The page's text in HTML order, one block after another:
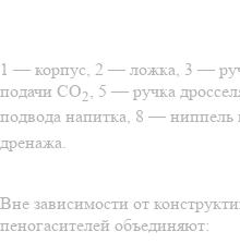
1 — корпус, 2 — ложка, 3 —
подачи CO2, 5 — ручка
подвода напитка, 8 —
дренажа.
Вне зависимости от
пеногасителей объединяют: